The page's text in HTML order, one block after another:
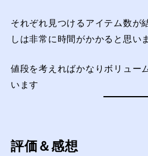
それぞれ見つけるアイテム数が
しは非常に時間がかかると思い
値段を考えればかなりボリュー
います
評価＆感想